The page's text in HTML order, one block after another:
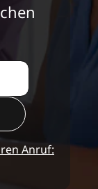
Anruf: